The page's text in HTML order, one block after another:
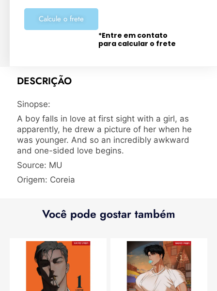
Calcule o frete
*Entre em contato
para calcular o frete
DESCRIÇÃO
Sinopse:
A boy falls in love at first sight with a girl, as
apparently, he drew a picture of her when he
was younger. And so an incredibly awkward
and one-sided love begins.
Source: MU
Origem: Coreia
Você pode gostar também